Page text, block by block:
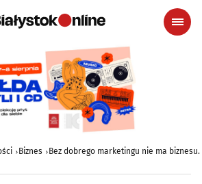
Biznes Bez dobrego marketingu nie ma